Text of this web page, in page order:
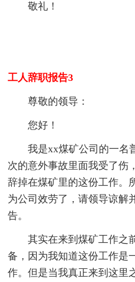
敬礼！
工人辞职报告3
尊敬的领导：
您好！
我是xx煤矿公司的一名
次的意外事故里面我受了伤
辞掉在煤矿里的这份工作。
为公司效劳了，请领导谅解
告。
其实在来到煤矿工作之
备，因为我知道这份工作是
作。但是当我真正来到这里